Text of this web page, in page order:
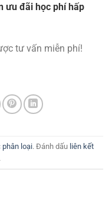
ưu đãi học phí hấp
tư vấn miễn phí!
loại. Đánh dấu liên kết